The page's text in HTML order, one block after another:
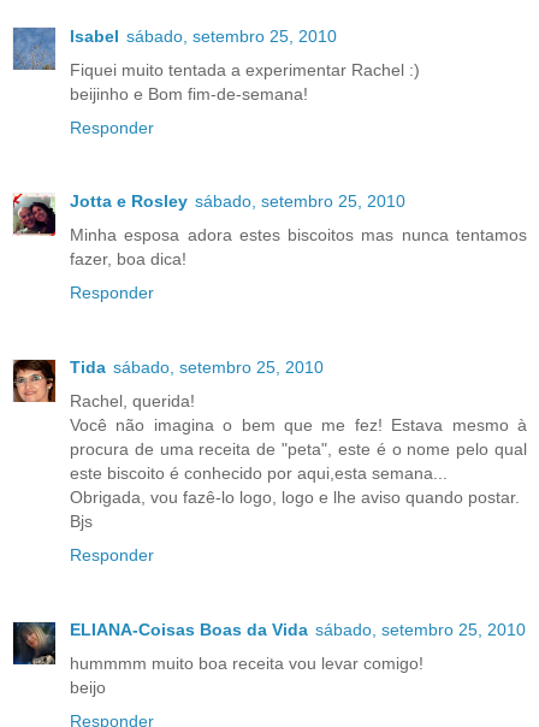
Isabel sábado, setembro 25, 2010
Fiquei muito tentada a experimentar Rachel :)
beijinho e Bom fim-de-semana!
Responder
Jotta e Rosley sábado, setembro 25, 2010
Minha esposa adora estes biscoitos mas nunca tentamos
fazer, boa dica!
Responder
Tida sábado, setembro 25, 2010
Rachel, querida!
Você não imagina o bem que me fez! Estava mesmo à
procura de uma receita de "peta", este é o nome pelo qual
este biscoito é conhecido por aqui,esta semana...
Obrigada, vou fazê-lo logo, logo e lhe aviso quando postar.
Bjs
Responder
ELIANA-Coisas Boas da Vida sábado, setembro 25, 2010
hummmm muito boa receita vou levar comigo!
beijo
Responder